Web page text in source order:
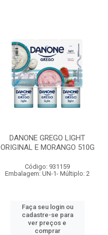
DANONE GREGO LIGHT
ORIGINAL E MORANGO 510G
Código: 931159
Embalagem: UN-1- Múltiplo: 2
Faça seu login ou
cadastre-se para
ver preços e
comprar